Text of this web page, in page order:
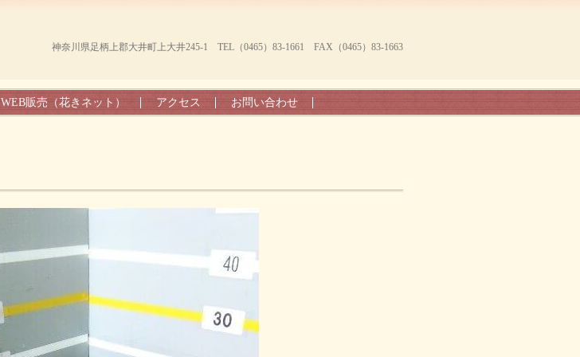
神奈川県足柄上郡大井町上大井245-1 TEL（0465）83-1661 FAX（0465）83-1663
WEB販売（花きネット） アクセス お問い合わせ